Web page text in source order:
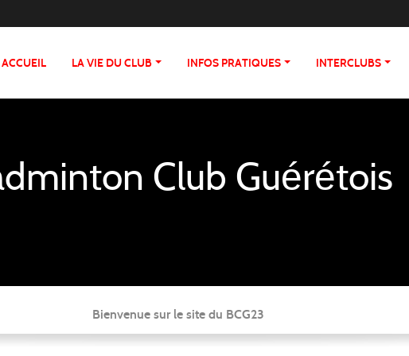
ACCUEIL LA VIE DU CLUB INFOS PRATIQUES INTERCLUBS
Club Guérétois
Bienvenue sur le site du BCG23